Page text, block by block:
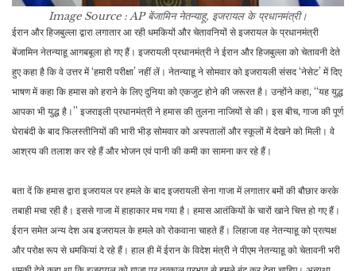
Image Source : APबेंजामिन नेतन्याहू, इजरायल के प्रधानमंत्री।
ईरान और हिजबुल्ला द्वारा लगातार आ रही धमकियों और चेतावनियों से इजरायल के प्रधानमंत्री
बेंजामिन नेतन्याहू आगबबूला हो गए हैं। इजरायली प्रधानमंत्री ने ईरान और हिजबुल्ला को चेतावनी देते
हुए कहा है कि वे उत्तर में ‘हमारी परीक्षा’ नहीं लें। नेतन्याहू ने सोमवार को इजरायली संसद ‘नेसेट’ में दिए
भाषण में कहा कि हमास को हराने के लिए दुनिया को एकजुट होने की जरूरत है। उन्होंने कहा, ‘‘यह युद्ध
आपका भी युद्ध है।’’ इजराइली प्रधानमंत्री ने हमास की तुलना नाजियों से की। इस बीच, गाजा की पूर्ण
घेराबंदी के बाद फिलस्तीनियों की भारी भीड़ सोमवार को अस्पतालों और स्कूलों में देखने को मिली। वे
आश्रय की तलाश कर रहे हैं और भोजन एवं पानी की कमी का सामना कर रहे हैं।
बता दें कि हमास द्वारा इजरायल पर हमले के बाद इजरायली सेना गाजा में लगातार बमों की बौछार करके
तबाही मचा रही है। इससे गाजा में हाहाकार मच गया है। हमास आतंकियों के चारों खाने चित्त हो गए हैं।
ईरान समेत अन्य देश अब इजरायल के हमले को रोकवाना चाहते हैं। लिहाजा वह नेतन्याहू को प्रत्यक्ष
और परोक्ष रूप से धमकियां दे रहे हैं। हाल ही में ईरान के विदेश मंत्री ने पीएम नेतन्याहू को चेतावनी भरी